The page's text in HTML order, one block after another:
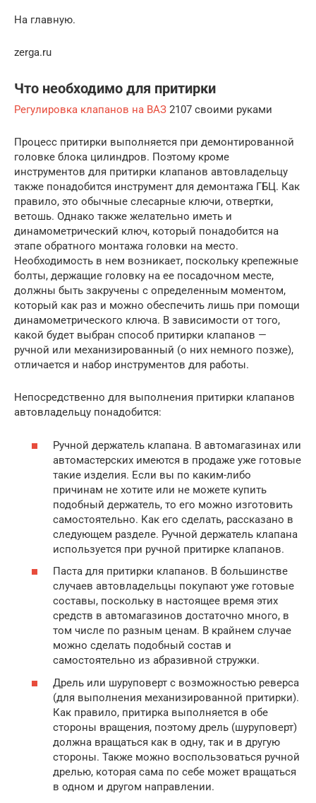
На главную.
zerga.ru
Что необходимо для притирки
Регулировка клапанов на ВАЗ 2107 своими руками
Процесс притирки выполняется при демонтированной
головке блока цилиндров. Поэтому кроме
инструментов для притирки клапанов автовладельцу
также понадобится инструмент для демонтажа ГБЦ. Как
правило, это обычные слесарные ключи, отвертки,
ветошь. Однако также желательно иметь и
динамометрический ключ, который понадобится на
этапе обратного монтажа головки на место.
Необходимость в нем возникает, поскольку крепежные
болты, держащие головку на ее посадочном месте,
должны быть закручены с определенным моментом,
который как раз и можно обеспечить лишь при помощи
динамометрического ключа. В зависимости от того,
какой будет выбран способ притирки клапанов —
ручной или механизированный (о них немного позже),
отличается и набор инструментов для работы.
Непосредственно для выполнения притирки клапанов
автовладельцу понадобится:
Ручной держатель клапана. В автомагазинах или
автомастерских имеются в продаже уже готовые
такие изделия. Если вы по каким-либо
причинам не хотите или не можете купить
подобный держатель, то его можно изготовить
самостоятельно. Как его сделать, рассказано в
следующем разделе. Ручной держатель клапана
используется при ручной притирке клапанов.
Паста для притирки клапанов. В большинстве
случаев автовладельцы покупают уже готовые
составы, поскольку в настоящее время этих
средств в автомагазинов достаточно много, в
том числе по разным ценам. В крайнем случае
можно сделать подобный состав и
самостоятельно из абразивной стружки.
Дрель или шуруповерт с возможностью реверса
(для выполнения механизированной притирки).
Как правило, притирка выполняется в обе
стороны вращения, поэтому дрель (шуруповерт)
должна вращаться как в одну, так и в другую
стороны. Также можно воспользоваться ручной
дрелью, которая сама по себе может вращаться
в одном и другом направлении.